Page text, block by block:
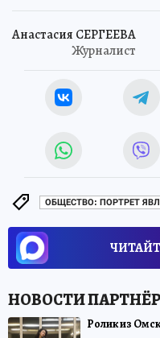
Анастасия СЕРГЕЕВА
Журналист
ОБЩЕСТВО: ПОРТРЕТ
Ролик из